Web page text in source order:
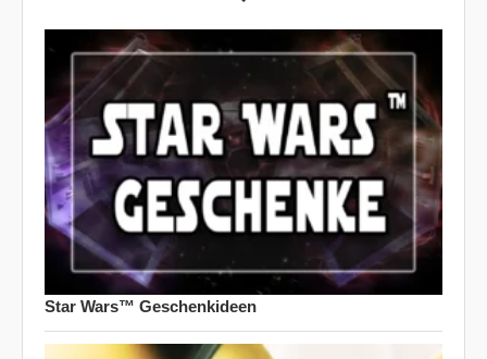
Star Wars™ Geschenkideen